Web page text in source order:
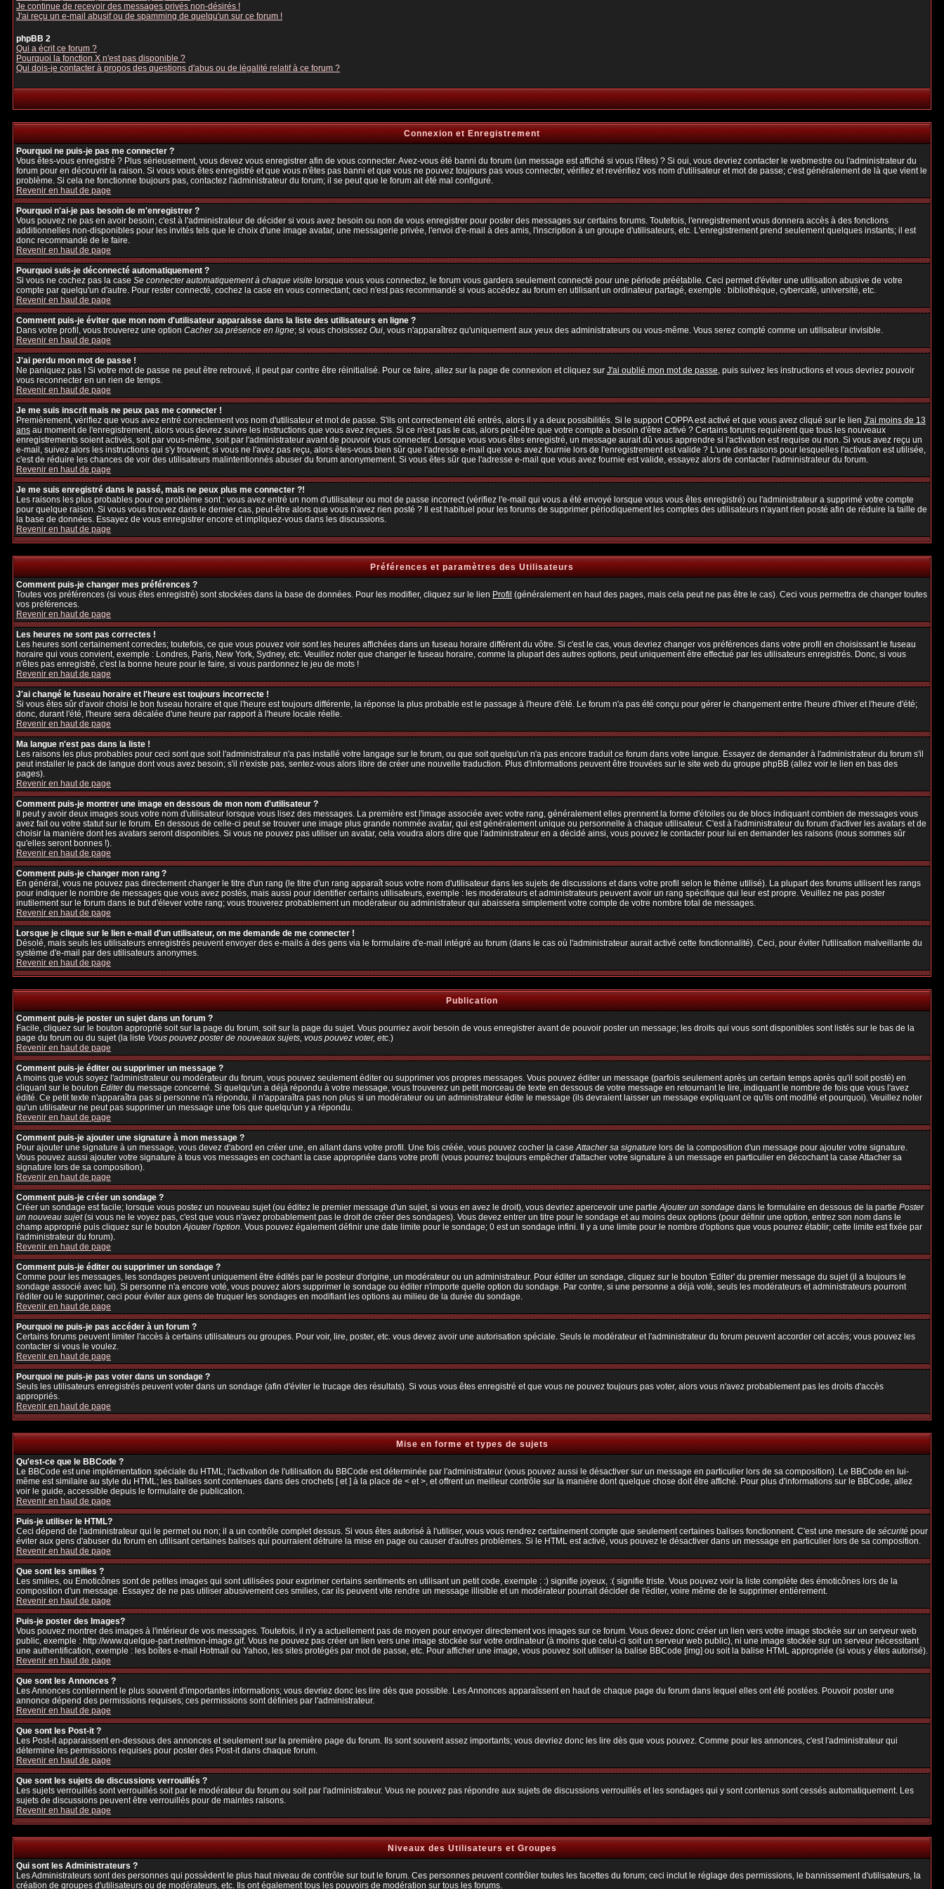
Je continue de recevoir des messages privés non-désirés !
J'ai reçu un e-mail abusif ou de spamming de quelqu'un sur ce forum !
phpBB 2
Qui a écrit ce forum ?
Pourquoi la fonction X n'est pas disponible ?
Qui dois-je contacter à propos des questions d'abus ou de légalité relatif à ce forum ?
Connexion et Enregistrement
Pourquoi ne puis-je pas me connecter ?
Vous êtes-vous enregistré ? Plus sérieusement, vous devez vous enregistrer afin de vous connecter. Avez-vous été banni du forum (un message est affiché si vous l'êtes) ? Si oui, vous devriez contacter le webmestre ou l'administrateur du
forum pour en découvrir la raison. Si vous vous êtes enregistré et que vous n'êtes pas banni et que vous ne pouvez toujours pas vous connecter, vérifiez et revérifiez vos nom d'utilisateur et mot de passe; c'est généralement de là que vient le
problème. Si cela ne fonctionne toujours pas, contactez l'administrateur du forum; il se peut que le forum ait été mal configuré.
Revenir en haut de page
Pourquoi n'ai-je pas besoin de m'enregistrer ?
Vous pouvez ne pas en avoir besoin; c'est à l'administrateur de décider si vous avez besoin ou non de vous enregistrer pour poster des messages sur certains forums. Toutefois, l'enregistrement vous donnera accès à des fonctions
additionnelles non-disponibles pour les invités tels que le choix d'une image avatar, une messagerie privée, l'envoi d'e-mail à des amis, l'inscription à un groupe d'utilisateurs, etc. L'enregistrement prend seulement quelques instants; il est
donc recommandé de le faire.
Revenir en haut de page
Pourquoi suis-je déconnecté automatiquement ?
Si vous ne cochez pas la caseSe connecter automatiquement à chaque visitelorsque vous vous connectez, le forum vous gardera seulement connecté pour une période préétablie. Ceci permet d'éviter une utilisation abusive de votre
compte par quelqu'un d'autre. Pour rester connecté, cochez la case en vous connectant; ceci n'est pas recommandé si vous accédez au forum en utilisant un ordinateur partagé, exemple : bibliothèque, cybercafé, université, etc.
Revenir en haut de page
Comment puis-je éviter que mon nom d'utilisateur apparaisse dans la liste des utilisateurs en ligne ?
Dans votre profil, vous trouverez une optionCacher sa présence en ligne; si vous choisissezOui, vous n'apparaîtrez qu'uniquement aux yeux des administrateurs ou vous-même. Vous serez compté comme un utilisateur invisible.
Revenir en haut de page
J'ai perdu mon mot de passe !
Ne paniquez pas ! Si votre mot de passe ne peut être retrouvé, il peut par contre être réinitialisé. Pour ce faire, allez sur la page de connexion et cliquez surJ'ai oublié mon mot de passe, puis suivez les instructions et vous devriez pouvoir
vous reconnecter en un rien de temps.
Revenir en haut de page
Je me suis inscrit mais ne peux pas me connecter !
Premièrement, vérifiez que vous avez entré correctement vos nom d'utilisateur et mot de passe. S'ils ont correctement été entrés, alors il y a deux possibilités. Si le support COPPA est activé et que vous avez cliqué sur le lienJ'ai moins de 13
ansau moment de l'enregistrement, alors vous devrez suivre les instructions que vous avez reçues. Si ce n'est pas le cas, alors peut-être que votre compte a besoin d'être activé ? Certains forums requièrent que tous les nouveaux
enregistrements soient activés, soit par vous-même, soit par l'administrateur avant de pouvoir vous connecter. Lorsque vous vous êtes enregistré, un message aurait dû vous apprendre si l'activation est requise ou non. Si vous avez reçu un
e-mail, suivez alors les instructions qui s'y trouvent; si vous ne l'avez pas reçu, alors êtes-vous bien sûr que l'adresse e-mail que vous avez fournie lors de l'enregistrement est valide ? L'une des raisons pour lesquelles l'activation est utilisée,
c'est de réduire les chances de voir des utilisateurs malintentionnés abuser du forum anonymement. Si vous êtes sûr que l'adresse e-mail que vous avez fournie est valide, essayez alors de contacter l'administrateur du forum.
Revenir en haut de page
Je me suis enregistré dans le passé, mais ne peux plus me connecter ?!
Les raisons les plus probables pour ce problème sont : vous avez entré un nom d'utilisateur ou mot de passe incorrect (vérifiez l'e-mail qui vous a été envoyé lorsque vous vous êtes enregistré) ou l'administrateur a supprimé votre compte
pour quelque raison. Si vous vous trouvez dans le dernier cas, peut-être alors que vous n'avez rien posté ? Il est habituel pour les forums de supprimer périodiquement les comptes des utilisateurs n'ayant rien posté afin de réduire la taille de
la base de données. Essayez de vous enregistrer encore et impliquez-vous dans les discussions.
Revenir en haut de page
Préférences et paramètres des Utilisateurs
Comment puis-je changer mes préférences ?
Toutes vos préférences (si vous êtes enregistré) sont stockées dans la base de données. Pour les modifier, cliquez sur le lienProfil(généralement en haut des pages, mais cela peut ne pas être le cas). Ceci vous permettra de changer toutes
vos préférences.
Revenir en haut de page
Les heures ne sont pas correctes !
Les heures sont certainement correctes; toutefois, ce que vous pouvez voir sont les heures affichées dans un fuseau horaire différent du vôtre. Si c'est le cas, vous devriez changer vos préférences dans votre profil en choisissant le fuseau
horaire qui vous convient, exemple : Londres, Paris, New York, Sydney, etc. Veuillez noter que changer le fuseau horaire, comme la plupart des autres options, peut uniquement être effectué par les utilisateurs enregistrés. Donc, si vous
n'êtes pas enregistré, c'est la bonne heure pour le faire, si vous pardonnez le jeu de mots !
Revenir en haut de page
J'ai changé le fuseau horaire et l'heure est toujours incorrecte !
Si vous êtes sûr d'avoir choisi le bon fuseau horaire et que l'heure est toujours différente, la réponse la plus probable est le passage à l'heure d'été. Le forum n'a pas été conçu pour gérer le changement entre l'heure d'hiver et l'heure d'été;
donc, durant l'été, l'heure sera décalée d'une heure par rapport à l'heure locale réelle.
Revenir en haut de page
Ma langue n'est pas dans la liste !
Les raisons les plus probables pour ceci sont que soit l'administrateur n'a pas installé votre langage sur le forum, ou que soit quelqu'un n'a pas encore traduit ce forum dans votre langue. Essayez de demander à l'administrateur du forum s'il
peut installer le pack de langue dont vous avez besoin; s'il n'existe pas, sentez-vous alors libre de créer une nouvelle traduction. Plus d'informations peuvent être trouvées sur le site web du groupe phpBB (allez voir le lien en bas des
pages).
Revenir en haut de page
Comment puis-je montrer une image en dessous de mon nom d'utilisateur ?
Il peut y avoir deux images sous votre nom d'utilisateur lorsque vous lisez des messages. La première est l'image associée avec votre rang, généralement elles prennent la forme d'étoiles ou de blocs indiquant combien de messages vous
avez fait ou votre statut sur le forum. En dessous de celle-ci peut se trouver une image plus grande nommée avatar, qui est généralement unique ou personnelle à chaque utilisateur. C'est à l'administrateur du forum d'activer les avatars et de
choisir la manière dont les avatars seront disponibles. Si vous ne pouvez pas utiliser un avatar, cela voudra alors dire que l'administrateur en a décidé ainsi, vous pouvez le contacter pour lui en demander les raisons (nous sommes sûr
qu'elles seront bonnes !).
Revenir en haut de page
Comment puis-je changer mon rang ?
En général, vous ne pouvez pas directement changer le titre d'un rang (le titre d'un rang apparaît sous votre nom d'utilisateur dans les sujets de discussions et dans votre profil selon le thème utilisé). La plupart des forums utilisent les rangs
pour indiquer le nombre de messages que vous avez postés, mais aussi pour identifier certains utilisateurs, exemple : les modérateurs et administrateurs peuvent avoir un rang spécifique qui leur est propre. Veuillez ne pas poster
inutilement sur le forum dans le but d'élever votre rang; vous trouverez probablement un modérateur ou administrateur qui abaissera simplement votre compte de votre nombre total de messages.
Revenir en haut de page
Lorsque je clique sur le lien e-mail d'un utilisateur, on me demande de me connecter !
Désolé, mais seuls les utilisateurs enregistrés peuvent envoyer des e-mails à des gens via le formulaire d'e-mail intégré au forum (dans le cas où l'administrateur aurait activé cette fonctionnalité). Ceci, pour éviter l'utilisation malveillante du
système d'e-mail par des utilisateurs anonymes.
Revenir en haut de page
Publication
Comment puis-je poster un sujet dans un forum ?
Facile, cliquez sur le bouton approprié soit sur la page du forum, soit sur la page du sujet. Vous pourriez avoir besoin de vous enregistrer avant de pouvoir poster un message; les droits qui vous sont disponibles sont listés sur le bas de la
page du forum ou du sujet (la listeVous pouvez poster de nouveaux sujets, vous pouvez voter, etc.)
Revenir en haut de page
Comment puis-je éditer ou supprimer un message ?
A moins que vous soyez l'administrateur ou modérateur du forum, vous pouvez seulement éditer ou supprimer vos propres messages. Vous pouvez éditer un message (parfois seulement après un certain temps après qu'il soit posté) en
cliquant sur le boutonEditerdu message concerné. Si quelqu'un a déjà répondu à votre message, vous trouverez un petit morceau de texte en dessous de votre message en retournant le lire, indiquant le nombre de fois que vous l'avez
édité. Ce petit texte n'apparaîtra pas si personne n'a répondu, il n'apparaîtra pas non plus si un modérateur ou un administrateur édite le message (ils devraient laisser un message expliquant ce qu'ils ont modifié et pourquoi). Veuillez noter
qu'un utilisateur ne peut pas supprimer un message une fois que quelqu'un y a répondu.
Revenir en haut de page
Comment puis-je ajouter une signature à mon message ?
Pour ajouter une signature à un message, vous devez d'abord en créer une, en allant dans votre profil. Une fois créée, vous pouvez cocher la caseAttacher sa signaturelors de la composition d'un message pour ajouter votre signature.
Vous pouvez aussi ajouter votre signature à tous vos messages en cochant la case appropriée dans votre profil (vous pourrez toujours empêcher d'attacher votre signature à un message en particulier en décochant la case Attacher sa
signature lors de sa composition).
Revenir en haut de page
Comment puis-je créer un sondage ?
Créer un sondage est facile; lorsque vous postez un nouveau sujet (ou éditez le premier message d'un sujet, si vous en avez le droit), vous devriez apercevoir une partieAjouter un sondagedans le formulaire en dessous de la partiePoster
un nouveau sujet(si vous ne le voyez pas, c'est que vous n'avez probablement pas le droit de créer des sondages). Vous devez entrer un titre pour le sondage et au moins deux options (pour définir une option, entrez son nom dans le
champ approprié puis cliquez sur le boutonAjouter l'option. Vous pouvez également définir une date limite pour le sondage; 0 est un sondage infini. Il y a une limite pour le nombre d'options que vous pourrez établir; cette limite est fixée par
l'administrateur du forum).
Revenir en haut de page
Comment puis-je éditer ou supprimer un sondage ?
Comme pour les messages, les sondages peuvent uniquement être édités par le posteur d'origine, un modérateur ou un administrateur. Pour éditer un sondage, cliquez sur le bouton 'Editer' du premier message du sujet (il a toujours le
sondage associé avec lui). Si personne n'a encore voté, vous pouvez alors supprimer le sondage ou éditer n'importe quelle option du sondage. Par contre, si une personne a déjà voté, seuls les modérateurs et administrateurs pourront
l'éditer ou le supprimer, ceci pour éviter aux gens de truquer les sondages en modifiant les options au milieu de la durée du sondage.
Revenir en haut de page
Pourquoi ne puis-je pas accéder à un forum ?
Certains forums peuvent limiter l'accès à certains utilisateurs ou groupes. Pour voir, lire, poster, etc. vous devez avoir une autorisation spéciale. Seuls le modérateur et l'administrateur du forum peuvent accorder cet accès; vous pouvez les
contacter si vous le voulez.
Revenir en haut de page
Pourquoi ne puis-je pas voter dans un sondage ?
Seuls les utilisateurs enregistrés peuvent voter dans un sondage (afin d'éviter le trucage des résultats). Si vous vous êtes enregistré et que vous ne pouvez toujours pas voter, alors vous n'avez probablement pas les droits d'accès
appropriés.
Revenir en haut de page
Mise en forme et types de sujets
Qu'est-ce que le BBCode ?
Le BBCode est une implémentation spéciale du HTML; l'activation de l'utilisation du BBCode est déterminée par l'administrateur (vous pouvez aussi le désactiver sur un message en particulier lors de sa composition). Le BBCode en lui-
même est similaire au style du HTML; les balises sont contenues dans des crochets [ et ] à la place de < et >, et offrent un meilleur contrôle sur la manière dont quelque chose doit être affiché. Pour plus d'informations sur le BBCode, allez
voir le guide, accessible depuis le formulaire de publication.
Revenir en haut de page
Puis-je utiliser le HTML?
Ceci dépend de l'administrateur qui le permet ou non; il a un contrôle complet dessus. Si vous êtes autorisé à l'utiliser, vous vous rendrez certainement compte que seulement certaines balises fonctionnent. C'est une mesure desécuritépour
éviter aux gens d'abuser du forum en utilisant certaines balises qui pourraient détruire la mise en page ou causer d'autres problèmes. Si le HTML est activé, vous pouvez le désactiver dans un message en particulier lors de sa composition.
Revenir en haut de page
Que sont les smilies ?
Les smilies, ou Emoticônes sont de petites images qui sont utilisées pour exprimer certains sentiments en utilisant un petit code, exemple : :) signifie joyeux, :( signifie triste. Vous pouvez voir la liste complète des émoticônes lors de la
composition d'un message. Essayez de ne pas utiliser abusivement ces smilies, car ils peuvent vite rendre un message illisible et un modérateur pourrait décider de l'éditer, voire même de le supprimer entièrement.
Revenir en haut de page
Puis-je poster des Images?
Vous pouvez montrer des images à l'intérieur de vos messages. Toutefois, il n'y a actuellement pas de moyen pour envoyer directement vos images sur ce forum. Vous devez donc créer un lien vers votre image stockée sur un serveur web
public, exemple : http://www.quelque-part.net/mon-image.gif. Vous ne pouvez pas créer un lien vers une image stockée sur votre ordinateur (à moins que celui-ci soit un serveur web public), ni une image stockée sur un serveur nécessitant
une authentification, exemple : les boîtes e-mail Hotmail ou Yahoo, les sites protégés par mot de passe, etc. Pour afficher une image, vous pouvez soit utiliser la balise BBCode [img] ou soit la balise HTML appropriée (si vous y êtes autorisé).
Revenir en haut de page
Que sont les Annonces ?
Les Annonces contiennent le plus souvent d'importantes informations; vous devriez donc les lire dès que possible. Les Annonces apparaîssent en haut de chaque page du forum dans lequel elles ont été postées. Pouvoir poster une
annonce dépend des permissions requises; ces permissions sont définies par l'administrateur.
Revenir en haut de page
Que sont les Post-it ?
Les Post-it apparaissent en-dessous des annonces et seulement sur la première page du forum. Ils sont souvent assez importants; vous devriez donc les lire dès que vous pouvez. Comme pour les annonces, c'est l'administrateur qui
détermine les permissions requises pour poster des Post-it dans chaque forum.
Revenir en haut de page
Que sont les sujets de discussions verrouillés ?
Les sujets verrouillés sont verrouillés soit par le modérateur du forum ou soit par l'administrateur. Vous ne pouvez pas répondre aux sujets de discussions verrouillés et les sondages qui y sont contenus sont cessés automatiquement. Les
sujets de discussions peuvent être verrouillés pour de maintes raisons.
Revenir en haut de page
Niveaux des Utilisateurs et Groupes
Qui sont les Administrateurs ?
Les Administrateurs sont des personnes qui possèdent le plus haut niveau de contrôle sur tout le forum. Ces personnes peuvent contrôler toutes les facettes du forum; ceci inclut le réglage des permissions, le bannissement d'utilisateurs, la
création de groupes d'utilisateurs ou de modérateurs, etc. Ils ont également tous les pouvoirs de modération sur tous les forums.